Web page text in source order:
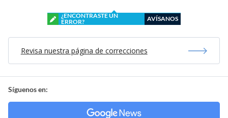
¿ENCONTRASTE UN
ERROR?
AVÍSANOS
Revisa nuestra página de correcciones
Síguenos en: